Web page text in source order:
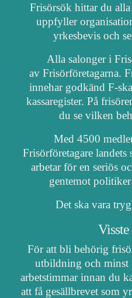
Frisörsök hittar du
uppfyller
yrkesbevis och
Alla salonger i
av Frisörföretagarna.
innehar godkänd F-
kassaregister. På
du se vilken
Med 4500
Frisörföretagare
arbetar för en seriös
gentemot
Det ska vara
För att bli behörig
utbildning och minst
arbetstimmar innan du
att få gesällbrevet som